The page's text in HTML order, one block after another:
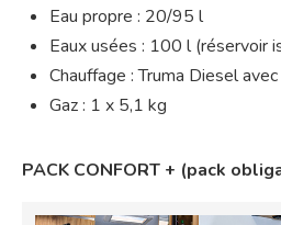
Eau propre : 20/95 l
Eaux usées : 100 l (réservoir
Chauffage : Truma Diesel
Gaz : 1 x 5,1 kg
PACK CONFORT + (pack